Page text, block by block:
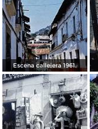
Escena callejera 1961.